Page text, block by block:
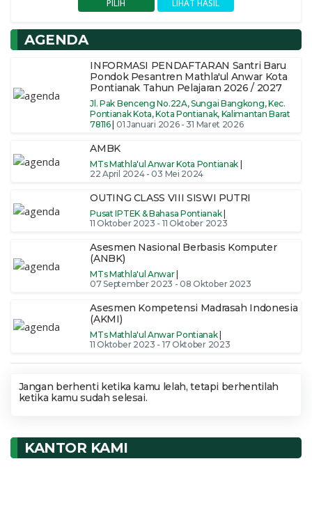
AGENDA
INFORMASI PENDAFTARAN Santri Baru
Pondok Pesantren Mathla'ul Anwar Kota
Pontianak Tahun Pelajaran 2026 / 2027
Jl. Pak Benceng No.22A, Sungai Bangkong, Kec.
Pontianak Kota, Kota Pontianak, Kalimantan Barat
78116 01 Januari 2026 - 31 Maret 2026
AMBK
MTs Mathla'ul Anwar Kota Pontianak
22 April 2024 - 03 Mei 2024
OUTING CLASS VIII SISWI PUTRI
Pusat IPTEK & Bahasa Pontianak
11 Oktober 2023 - 11 Oktober 2023
Asesmen Nasional Berbasis Komputer
(ANBK)
MTs Mathla'ul Anwar
07 September 2023 - 08 Oktober 2023
Asesmen Kompetensi Madrasah Indonesia
(AKMI)
MTs Mathla'ul Anwar Pontianak
11 Oktober 2023 - 17 Oktober 2023
Jangan berhenti ketika kamu lelah, tetapi berhentilah
ketika kamu sudah selesai.
KANTOR KAMI